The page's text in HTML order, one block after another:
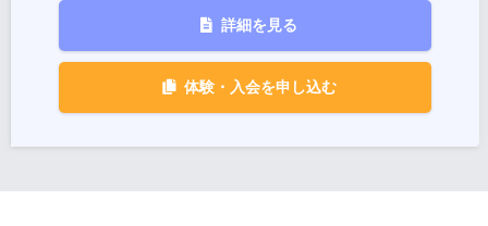
詳細を見る
体験・入会を申し込む